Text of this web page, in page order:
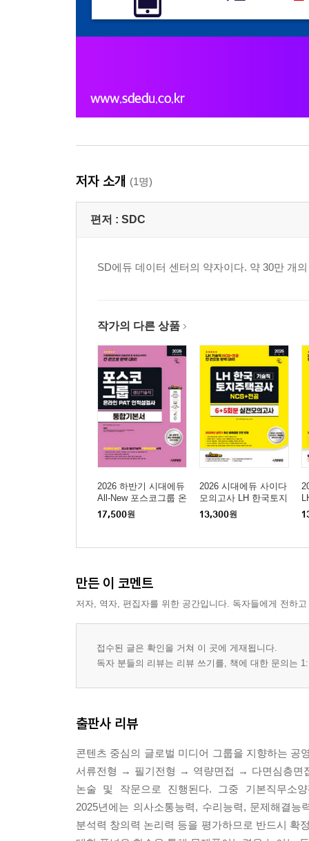
저자 소개 (1명)
편저 : SDC
SD에듀 데이터 센터의 약자이다. 약 30만 개
작가의 다른 상품
2026 하반기 시대에듀
All-New 포스코그룹 온
라인 PAT 생산기술직
통합기본서
17,500원
2026 시대에듀 사이다
모의고사 LH 한국토지
주택공사 기술직 NCS
+전공
13,300원
만든 이 코멘트
저자, 역자, 편집자를 위한 공간입니다. 독자들에게 전하
접수된 글은 확인을 거쳐 이 곳에 게재됩니다.
독자 분들의 리뷰는 리뷰 쓰기를, 책에 대한 문의는
출판사 리뷰
콘텐츠 중심의 글로벌 미디어 그룹을 지향하는
서류전형 → 필기전형 → 역량면접 → 다면심층면
논술 및 작문으로 진행된다. 그중 기본직무소
2025년에는 의사소통능력, 수리능력, 문제해결
분석력 창의력 논리력 등을 평가하므로 반드시 확